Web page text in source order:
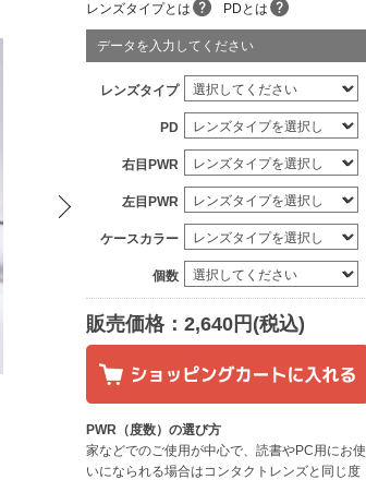
レンズタイプとは PDとは
データを入力してください
レンズタイプ
PD
右目PWR
左目PWR
ケースカラー
個数
販売価格：2,640円(税込)
PWR（度数）の選び方
家などでのご使用が中心で、読書やPC用にお使
いになられる場合はコンタクトレンズと同じ度